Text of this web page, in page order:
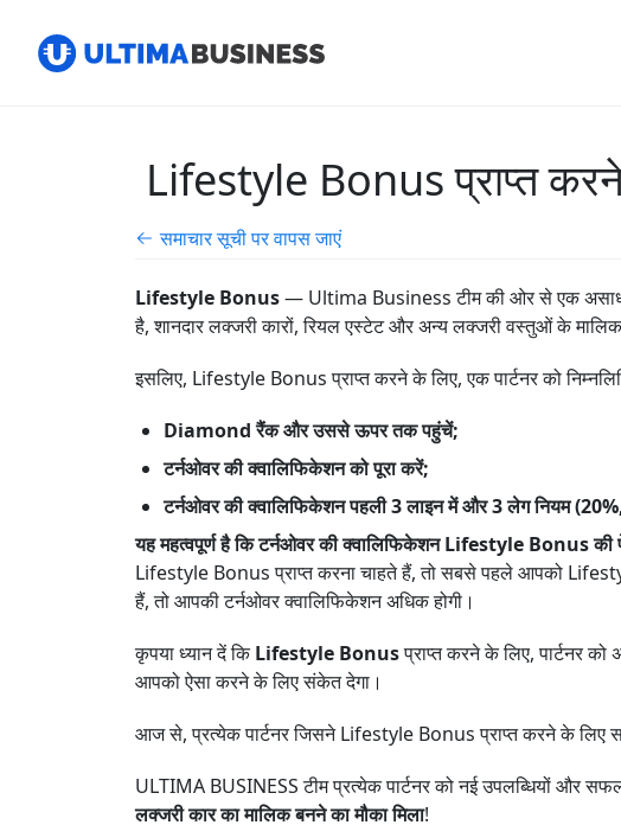
Lifestyle Bonus प्राप्त
समाचार सूची पर वापस जाएं
Lifestyle Bonus— Ultima Business टीम की ओर से एक
है, शानदार लक्जरी कारों, रियल एस्टेट और अन्य लक्जरी वस्तुओं के
इसलिए, Lifestyle Bonus प्राप्त करने के लिए, एक पार्टनर को
Diamond रैंक और उससे ऊपर तक पहुंचें;
टर्नओवर की क्वालिफिकेशन को पूरा करें;
टर्नओवर की क्वालिफिकेशन पहली 3 लाइन में और 3 लेग नियम
यह महत्वपूर्ण है कि टर्नओवर की क्वालिफिकेशन Lifestyle Bonus की
Lifestyle Bonus प्राप्त करना चाहते हैं, तो सबसे पहले आपको
हैं, तो आपकी टर्नओवर क्वालिफिकेशन अधिक होगी।
कृपया ध्यान दें किLifestyle Bonusप्राप्त करने के लिए, पार्टनर
आपको ऐसा करने के लिए संकेत देगा।
आज से, प्रत्येक पार्टनर जिसने Lifestyle Bonus प्राप्त करने के लिए
ULTIMA BUSINESS टीम प्रत्येक पार्टनर को नई उपलब्धियों और
लक्जरी कार का मालिक बनने का मौका मिला!